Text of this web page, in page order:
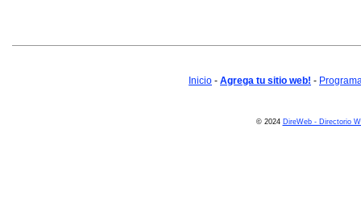
Inicio - Agrega tu sitio web! -
© 2024 DireWeb - Directorio